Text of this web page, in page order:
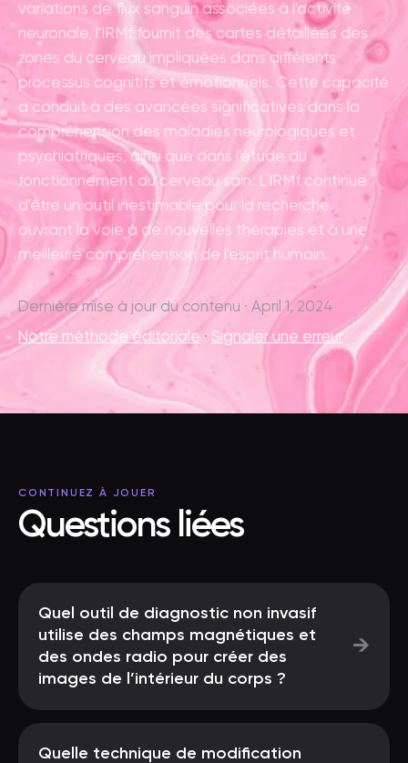
variations de flux sanguin associées à l'activité
neuronale, l'IRMf fournit des cartes détaillées des
zones du cerveau impliquées dans différents
processus cognitifs et émotionnels. Cette capacité
a conduit à des avancées significatives dans la
compréhension des maladies neurologiques et
psychiatriques, ainsi que dans l'étude du
fonctionnement du cerveau sain. L'IRMf continue
d'être un outil inestimable pour la recherche,
ouvrant la voie à de nouvelles thérapies et à une
meilleure compréhension de l'esprit humain.
Dernière mise à jour du contenu · April 1, 2024
Notre méthode éditoriale · Signaler une erreur
CONTINUEZ À JOUER
Questions liées
Quel outil de diagnostic non invasif
utilise des champs magnétiques et
des ondes radio pour créer des
images de l’intérieur du corps ?
→
Quelle technique de modification